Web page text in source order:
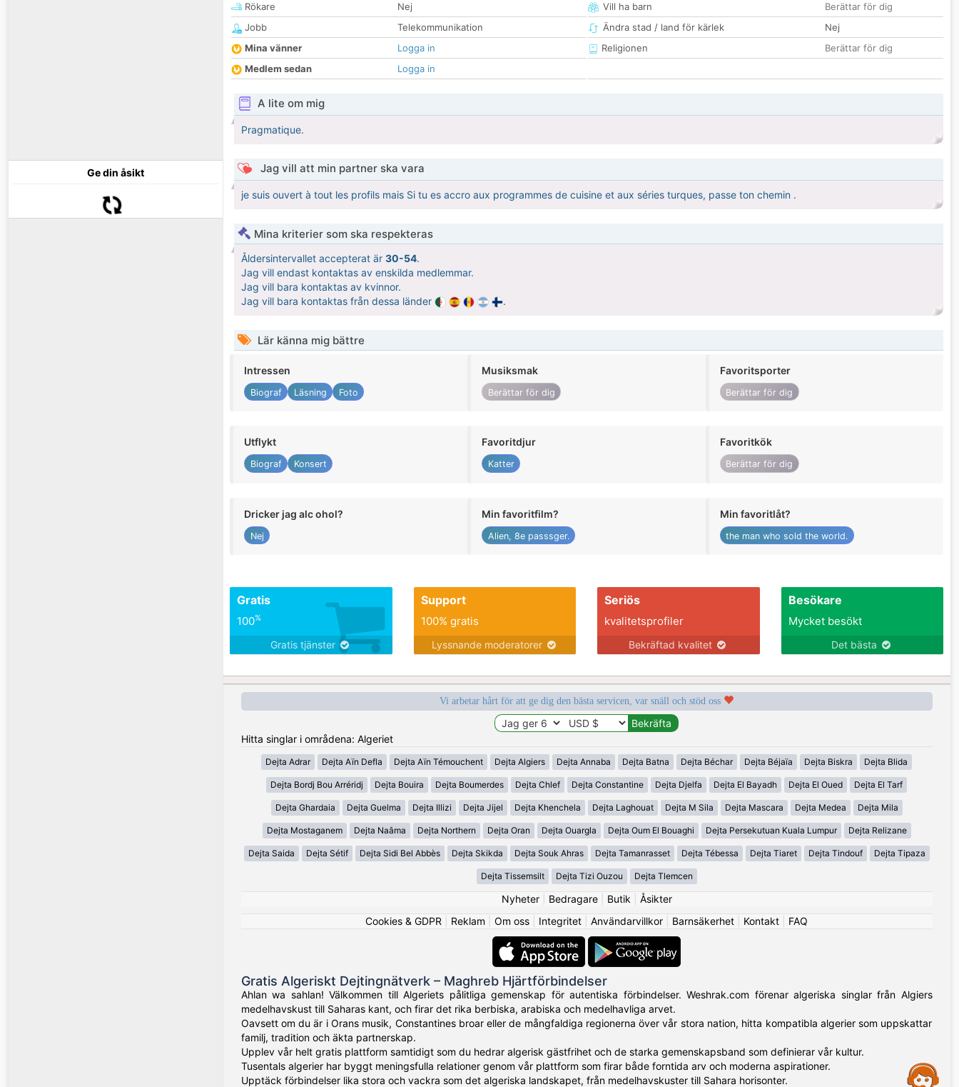
Ge din åsikt
Rökare
Nej
Jobb
Telekommunikation
Mina vänner
Logga in
Medlem sedan
Logga in
Vill ha barn
Berättar för dig
Ändra stad / land för kärlek
Nej
Religionen
Berättar för dig
A lite om mig
Pragmatique.
Jag vill att min partner ska vara
je suis ouvert à tout les profils mais Si tu es accro aux programmes de cuisine et aux séries turques, passe ton chemin .
Mina kriterier som ska respekteras
Åldersintervallet accepterat är 30-54.
Jag vill endast kontaktas av enskilda medlemmar.
Jag vill bara kontaktas av kvinnor.
Jag vill bara kontaktas från dessa länder
.
Lär känna mig bättre
Intressen
Biograf Läsning Foto
Musiksmak
Berättar för dig
Favoritsporter
Berättar för dig
Utflykt
Biograf Konsert
Favoritdjur
Katter
Favoritkök
Berättar för dig
Dricker jag alc ohol?
Nej
Min favoritfilm?
Alien, 8e passsger.
Min favoritlåt?
the man who sold the world.
Gratis
100%
Gratis tjänster
Support
100% gratis
Lyssnande moderatorer
Seriös
kvalitetsprofiler
Bekräftad kvalitet
Besökare
Mycket besökt
Det bästa
Vi arbetar hårt för att ge dig den bästa servicen, var snäll och stöd oss
Hitta singlar i områdena: Algeriet
Dejta Adrar Dejta Aïn Defla Dejta Aïn Témouchent Dejta Algiers Dejta Annaba Dejta Batna Dejta Béchar Dejta Béjaïa Dejta Biskra Dejta Blida
Dejta Bordj Bou Arréridj Dejta Bouira Dejta Boumerdes Dejta Chlef Dejta Constantine Dejta Djelfa Dejta El Bayadh Dejta El Oued Dejta El Tarf
Dejta Ghardaia Dejta Guelma Dejta Illizi Dejta Jijel Dejta Khenchela Dejta Laghouat Dejta M Sila Dejta Mascara Dejta Medea Dejta Mila
Dejta Mostaganem Dejta Naâma Dejta Northern Dejta Oran Dejta Ouargla Dejta Oum El Bouaghi Dejta Persekutuan Kuala Lumpur Dejta Relizane
Dejta Saida Dejta Sétif Dejta Sidi Bel Abbès Dejta Skikda Dejta Souk Ahras Dejta Tamanrasset Dejta Tébessa Dejta Tiaret Dejta Tindouf Dejta Tipaza
Dejta Tissemsilt Dejta Tizi Ouzou Dejta Tlemcen
Nyheter| Bedragare| Butik
Åsikter
Cookies & GDPR
Reklam Om oss Integritet Användarvillkor Barnsäkerhet Kontakt FAQ
Gratis Algeriskt Dejtingnätverk – Maghreb Hjärtförbindelser
Ahlan wa sahlan! Välkommen till Algeriets pålitliga gemenskap för autentiska förbindelser. Weshrak.com förenar algeriska singlar från Algiers
medelhavskust till Saharas kant, och firar det rika berbiska, arabiska och medelhavliga arvet.
Oavsett om du är i Orans musik, Constantines broar eller de mångfaldiga regionerna över vår stora nation, hitta kompatibla algerier som uppskattar
familj, tradition och äkta partnerskap.
Upplev vår helt gratis plattform samtidigt som du hedrar algerisk gästfrihet och de starka gemenskapsband som definierar vår kultur.
Tusentals algerier har byggt meningsfulla relationer genom vår plattform som firar både forntida arv och moderna aspirationer.
Upptäck förbindelser lika stora och vackra som det algeriska landskapet, från medelhavskuster till Sahara horisonter.
Assistance